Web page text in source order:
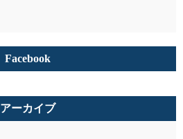
Facebook
アーカイブ